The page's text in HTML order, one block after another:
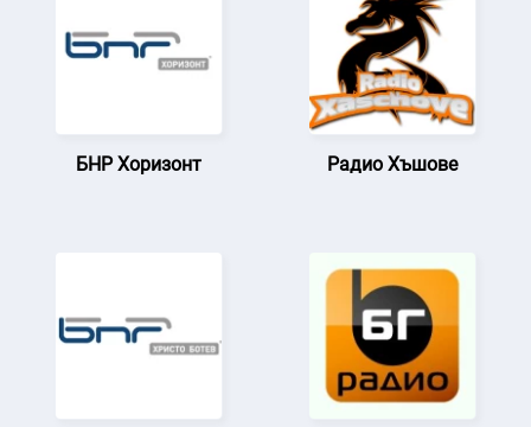
БНР Хоризонт Радио Хъшове